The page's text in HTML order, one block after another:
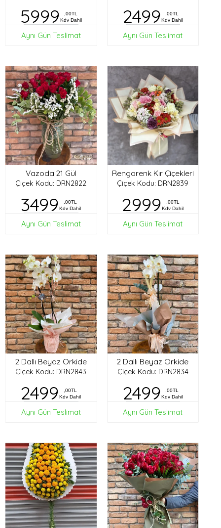
5999
,00TL
Kdv Dahil
Aynı Gün Teslimat
2499
,00TL
Kdv Dahil
Aynı Gün Teslimat
Vazoda 21 Gül
Çiçek Kodu: DRN2822
3499
,00TL
Kdv Dahil
Aynı Gün Teslimat
Rengarenk Kır Çiçekleri
Çiçek Kodu: DRN2839
2999
,00TL
Kdv Dahil
Aynı Gün Teslimat
2 Dallı Beyaz Orkide
Çiçek Kodu: DRN2843
2499
,00TL
Kdv Dahil
Aynı Gün Teslimat
2 Dallı Beyaz Orkide
Çiçek Kodu: DRN2834
2499
,00TL
Kdv Dahil
Aynı Gün Teslimat